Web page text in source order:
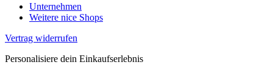
Unternehmen
Weitere nice Shops
Vertrag widerrufen
Personalisiere dein Einkaufserlebnis